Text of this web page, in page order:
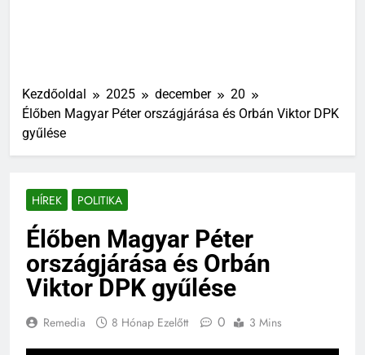
Kezdőoldal 2025 december
20
Élőben Magyar Péter országjárása és Orbán Viktor DPK
gyűlése
HÍREK POLITIKA
Élőben Magyar Péter
országjárása és Orbán
Viktor DPK gyűlése
Remedia 8 Hónap Ezelőtt 0 3 Mins